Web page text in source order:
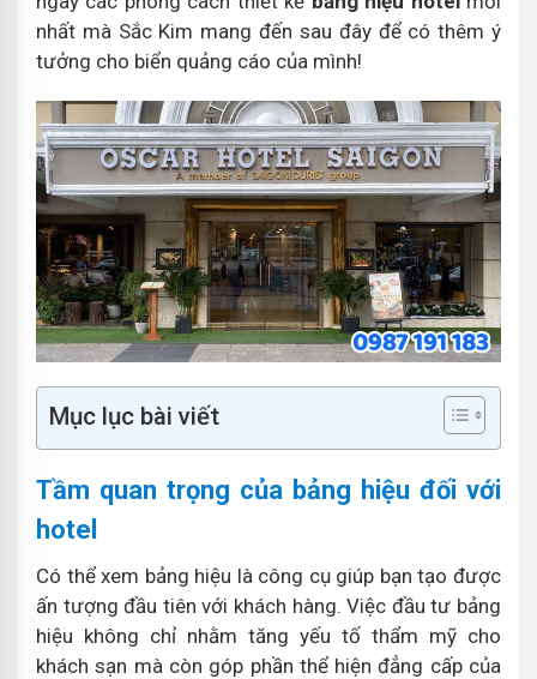
nhất mà Sắc Kim mang đến sau đây để có thêm ý
tưởng cho biển quảng cáo của mình!
Mục lục bài viết
Tầm quan trọng của bảng hiệu đối với
hotel
Có thể xem bảng hiệu là công cụ giúp bạn tạo được
ấn tượng đầu tiên với khách hàng. Việc đầu tư bảng
hiệu không chỉ nhằm tăng yếu tố thẩm mỹ cho
khách sạn mà còn góp phần thể hiện đẳng cấp của